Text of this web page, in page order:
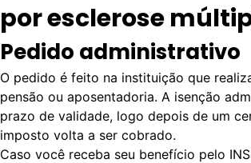
por esclerose
Pedido administrativo
O pedido é feito na instituição que
pensão ou aposentadoria. A isenção
prazo de validade, logo depois de um
imposto volta a ser cobrado.
Caso você receba seu benefício pelo